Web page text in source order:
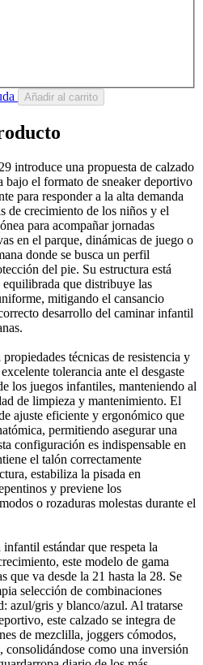
Añadir al carrito
introduce una propuesta de calzado
bajo el formato de sneaker deportivo
para responder a la alta demanda
de crecimiento de los niños y el
para acompañar jornadas
en el parque, dinámicas de juego o
donde se busca un perfil
del pie. Su estructura está
equilibrada que distribuye las
mitigando el cansancio
desarrollo del caminar infantil
técnicas de resistencia y
tolerancia ante el desgaste
los juegos infantiles, manteniendo al
de limpieza y mantenimiento. El
ajuste eficiente y ergonómico que
permitiendo asegurar una
configuración es indispensable en
el talón correctamente
estabiliza la pisada en
y previene los
o rozaduras molestas durante el
estándar que respeta la
este modelo de gama
que va desde la 21 hasta la 28. Se
selección de combinaciones
azul/gris y blanco/azul. Al tratarse
este calzado se integra de
de mezclilla, joggers cómodos,
consolidándose como una inversión